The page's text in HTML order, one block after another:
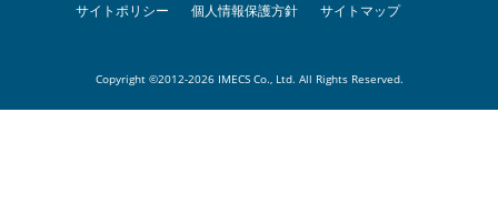
サイトポリシー 個人情報保護方針 サイトマップ
Copyright ©2012-2026 IMECS Co., Ltd. All Rights Reserved.